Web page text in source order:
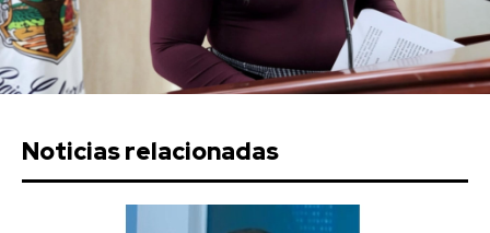
Noticias relacionadas